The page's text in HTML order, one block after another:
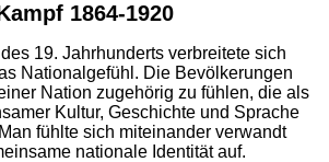
1864-1920
19. Jahrhunderts verbreitete sich
Nationalgefühl. Die Bevölkerungen
Nation zugehörig zu fühlen, die als
Kultur, Geschichte und Sprache
fühlte sich miteinander verwandt
nationale Identität auf.